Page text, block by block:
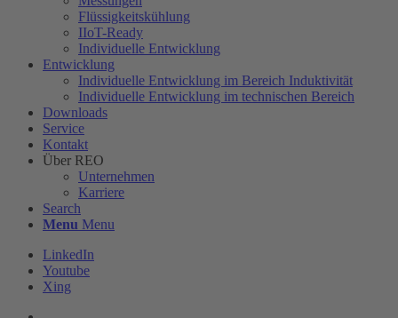
Flüssigkeitskühlung
IIoT-Ready
Individuelle Entwicklung
Entwicklung
Individuelle Entwicklung im Bereich Induktivität
Individuelle Entwicklung im technischen Bereich
Downloads
Service
Kontakt
Über REO
Unternehmen
Karriere
Search
Menu Menu
LinkedIn
Youtube
Xing